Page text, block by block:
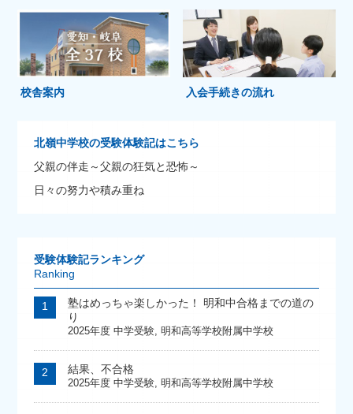
校舎案内 入会手続きの流れ
北嶺中学校の受験体験記はこちら
父親の伴走～父親の狂気と恐怖～
日々の努力や積み重ね
受験体験記ランキング
Ranking
塾はめっちゃ楽しかった！ 明和中合格までの道の
り
2025年度 中学受験, 明和高等学校附属中学校
結果、不合格
2025年度 中学受験, 明和高等学校附属中学校